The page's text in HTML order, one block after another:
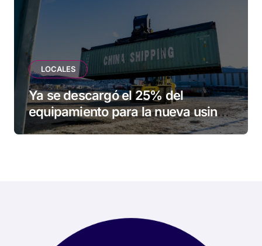
LOCALES
Ya se descargó el 25% del
equipamiento para la nueva usina
de Ushuaia